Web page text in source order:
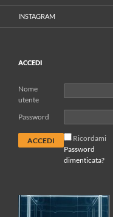
INSTAGRAM
ACCEDI
Nome
utente
Password
Ricordami
Password
dimenticata?